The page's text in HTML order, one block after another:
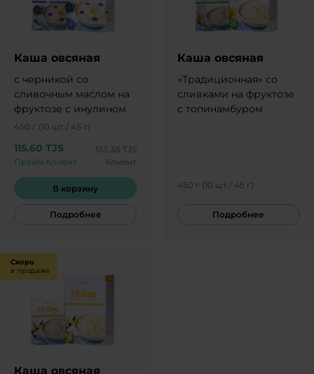
Каша овсяная
с черникой со
сливочным маслом на
фруктозе с инулином
450 г (10 шт./ 45 г)
115.60 TJS
Прайм Клиент
133.38 TJS
Клиент
В корзину
Подробнее
Каша овсяная
«Традиционная» со
сливками на фруктозе
с топинамбуром
450 г (10 шт./ 45 г)
Подробнее
Скоро
в продаже
Каша овсяная